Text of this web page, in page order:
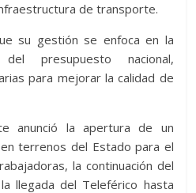
de transporte.
su gestión se enfoca en la
del presupuesto nacional,
para mejorar la calidad de
anunció la apertura de un
terrenos del Estado para el
la continuación del
llegada del Teleférico hasta